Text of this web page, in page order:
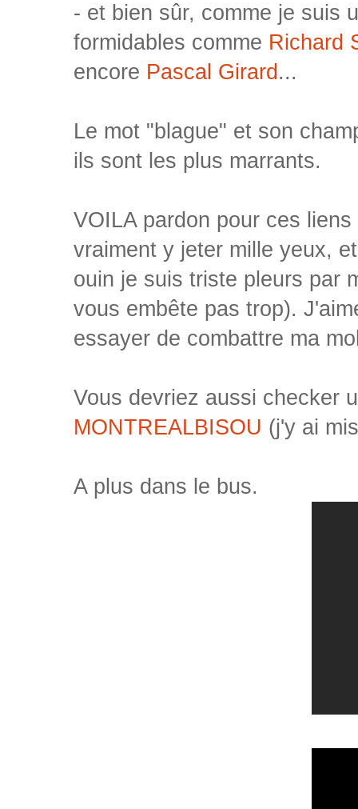
- et bien sûr, comme je suis
formidables comme Richard
encore Pascal Girard ...
Le mot "blague" et son
ils sont les plus marrants.
VOILA pardon pour ces
vraiment y jeter mille yeux,
ouin je suis triste pleurs par
vous embête pas trop).
essayer de combattre ma
Vous devriez aussi checker
MONTREALBISOU (j'y ai
A plus dans le bus.